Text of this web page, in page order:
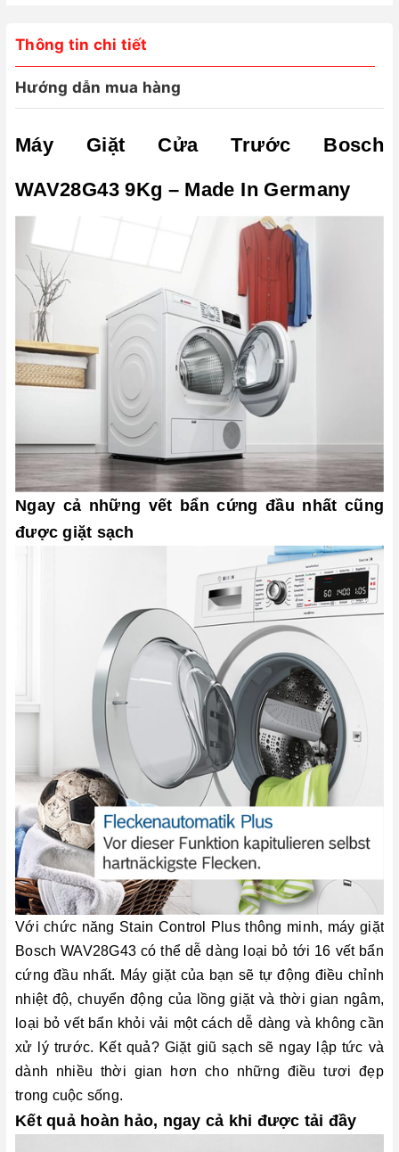
Thông tin chi tiết
Hướng dẫn mua hàng
Máy Giặt Cửa Trước Bosch
WAV28G43 9Kg – Made In Germany
Ngay cả những vết bẩn cứng đầu nhất cũng
được giặt sạch
Với chức năng Stain Control Plus thông minh, máy giặt
Bosch WAV28G43 có thể dễ dàng loại bỏ tới 16 vết bẩn
cứng đầu nhất. Máy giặt của bạn sẽ tự động điều chỉnh
nhiệt độ, chuyển động của lồng giặt và thời gian ngâm,
loại bỏ vết bẩn khỏi vải một cách dễ dàng và không cần
xử lý trước. Kết quả? Giặt giũ sạch sẽ ngay lập tức và
dành nhiều thời gian hơn cho những điều tươi đẹp
trong cuộc sống.
Kết quả hoàn hảo, ngay cả khi được tải đầy